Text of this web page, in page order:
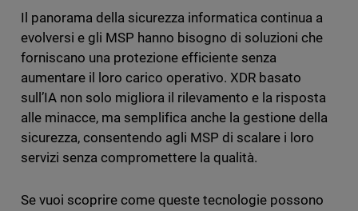
Il panorama della sicurezza informatica continua a
evolversi e gli MSP hanno bisogno di soluzioni che
forniscano una protezione efficiente senza
aumentare il loro carico operativo. XDR basato
sull’IA non solo migliora il rilevamento e la risposta
alle minacce, ma semplifica anche la gestione della
sicurezza, consentendo agli MSP di scalare i loro
servizi senza compromettere la qualità.
Se vuoi scoprire come queste tecnologie possono